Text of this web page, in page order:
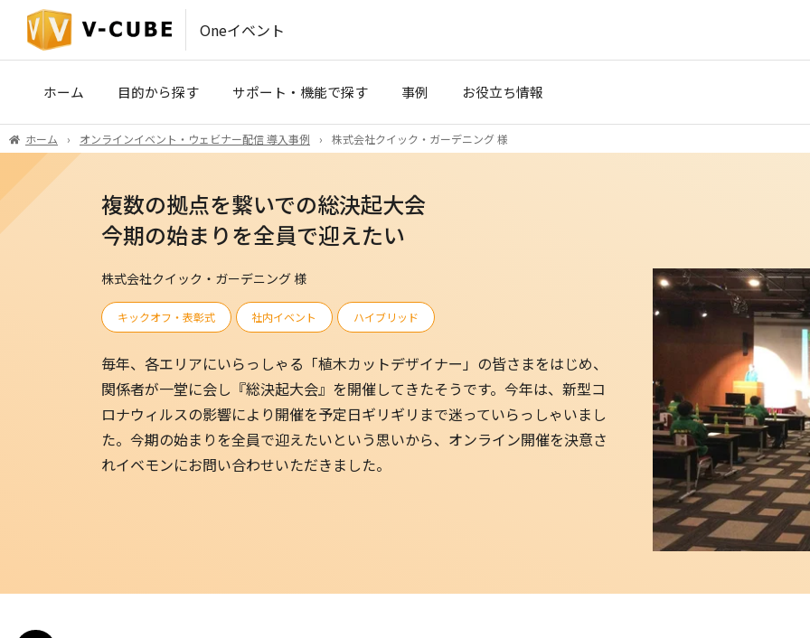
Oneイベント
ホーム 目的から探す
IR・SRコミュニケーション
医療・製薬・学術イベント
サポート・機能で探す
PLATINUM STUDIO（東京）
VCP
V-CUBE セミナー
EventIn
Zoom ウェビナー
事例 お役立ち情報
ホーム オンラインイベント・ウェビナー配信 導入事例 株式会社クイック・ガーデニング 様
複数の拠点を繋いでの総決起大会
今期の始まりを全員で迎えたい
株式会社クイック・ガーデニング 様
キックオフ・表彰式 社内イベント ハイブリッド
毎年、各エリアにいらっしゃる「植木カットデザイナー」の皆さまをはじめ、
関係者が一堂に会し『総決起大会』を開催してきたそうです。今年は、新型コ
ロナウィルスの影響により開催を予定日ギリギリまで迷っていらっしゃいまし
た。今期の始まりを全員で迎えたいという思いから、オンライン開催を決意さ
れイベモンにお問い合わせいただきました。